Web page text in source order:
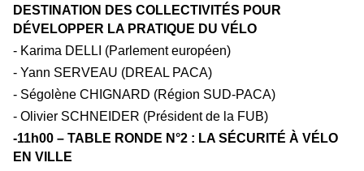
DESTINATION DES COLLECTIVITÉS POUR
D ÉVELOPPER LA PRATIQUE DU VÉ LO
- Karima DELLI (Parlement européen)
- Yann SERVEAU (DREAL PACA)
- Ségolène CHIGNARD (Région SUD-PACA)
- Olivier SCHNEIDER (Président de la FUB)
-11h00 – TABLE RONDE N°2 : LA S ÉCURITÉ À VÉ LO
EN VILLE